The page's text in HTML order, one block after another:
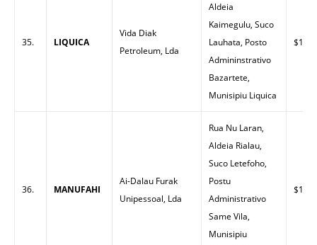
35. LIQUICA
Vida Diak
Petroleum, Lda
Aldeia
Kaimegulu, Suco
Lauhata, Posto
Admininstrativo
Bazartete,
Munisipiu Liquica
$1.53
36. MANUFAHI
Ai-Dalau Furak
Unipessoal, Lda
Rua Nu Laran,
Aldeia Rialau,
Suco Letefoho,
Postu
Administrativo
Same Vila,
Munisipiu
$1.60